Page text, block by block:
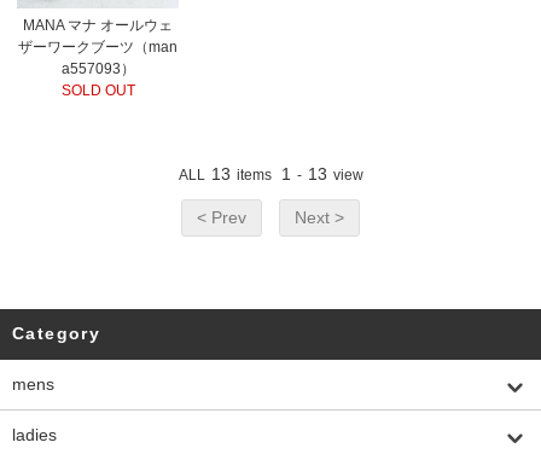
MANA マナ オールウェ
ザーワークブーツ（man
a557093）
SOLD OUT
ALL 13 items 1 - 13 view
< Prev Next >
Category
mens
ladies